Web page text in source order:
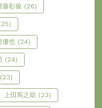
藤彰俊 (26)
優也 (24)
(24)
(23)
上田馬之助 (23)